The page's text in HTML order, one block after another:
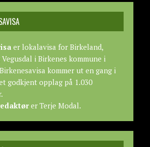
er lokalavisa for Birkeland,
i Birkenes kommune i
kommer ut en gang i
godkjent opplag på 1.030
er Terje Modal.